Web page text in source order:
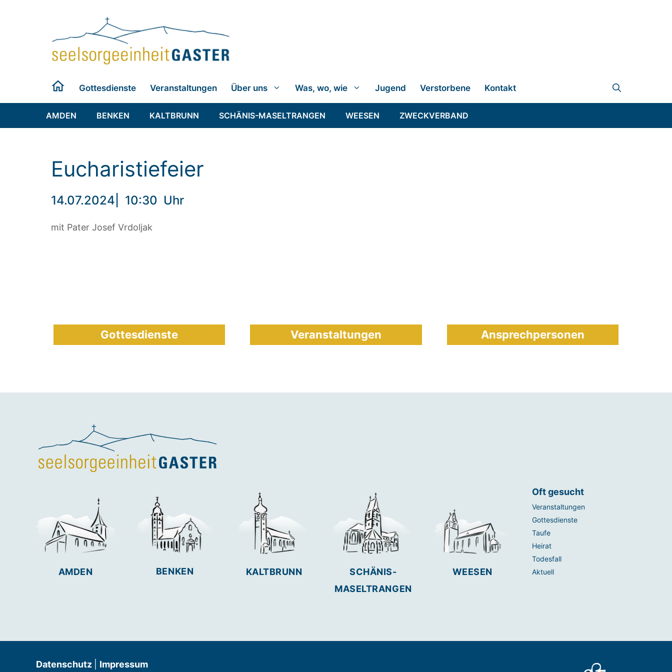
Gottesdienste Veranstaltungen Über uns Was, wo, wie Jugend Verstorbene Kontakt
AMDEN BENKEN KALTBRUNN SCHÄNIS-MASELTRANGEN WEESEN ZWECKVERBAND
Eucharistiefeier
14.07.2024 10:30 Uhr
mit Pater Josef Vrdoljak
Gottesdienste Veranstaltungen Ansprechpersonen
AMDEN BENKEN KALTBRUNN
SCHÄNIS-
MASELTRANGEN
WEESEN
Oft gesucht
Veranstaltungen
Gottesdienste
Taufe
Heirat
Todesfall
Aktuell
Datenschutz Impressum